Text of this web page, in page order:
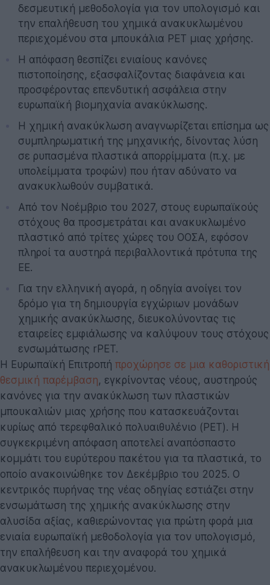
δεσμευτική μεθοδολογία για τον υπολογισμό και
την επαλήθευση του χημικά ανακυκλωμένου
περιεχομένου στα μπουκάλια PET μιας χρήσης.
Η απόφαση θεσπίζει ενιαίους κανόνες
πιστοποίησης, εξασφαλίζοντας διαφάνεια και
προσφέροντας επενδυτική ασφάλεια στην
ευρωπαϊκή βιομηχανία ανακύκλωσης.
Η χημική ανακύκλωση αναγνωρίζεται επίσημα ως
συμπληρωματική της μηχανικής, δίνοντας λύση
σε ρυπασμένα πλαστικά απορρίμματα (π.χ. με
υπολείμματα τροφών) που ήταν αδύνατο να
ανακυκλωθούν συμβατικά.
Από τον Νοέμβριο του 2027, στους ευρωπαϊκούς
στόχους θα προσμετράται και ανακυκλωμένο
πλαστικό από τρίτες χώρες του ΟΟΣΑ, εφόσον
πληροί τα αυστηρά περιβαλλοντικά πρότυπα της
ΕΕ.
Για την ελληνική αγορά, η οδηγία ανοίγει τον
δρόμο για τη δημιουργία εγχώριων μονάδων
χημικής ανακύκλωσης, διευκολύνοντας τις
εταιρείες εμφιάλωσης να καλύψουν τους στόχους
ενσωμάτωσης rPET.
Η Ευρωπαϊκή Επιτροπή προχώρησε σε μια καθοριστική
θεσμική παρέμβαση, εγκρίνοντας νέους, αυστηρούς
κανόνες για την ανακύκλωση των πλαστικών
μπουκαλιών μιας χρήσης που κατασκευάζονται
κυρίως από τερεφθαλικό πολυαιθυλένιο (PET). Η
συγκεκριμένη απόφαση αποτελεί αναπόσπαστο
κομμάτι του ευρύτερου πακέτου για τα πλαστικά, το
οποίο ανακοινώθηκε τον Δεκέμβριο του 2025. Ο
κεντρικός πυρήνας της νέας οδηγίας εστιάζει στην
ενσωμάτωση της χημικής ανακύκλωσης στην
αλυσίδα αξίας, καθιερώνοντας για πρώτη φορά μια
ενιαία ευρωπαϊκή μεθοδολογία για τον υπολογισμό,
την επαλήθευση και την αναφορά του χημικά
ανακυκλωμένου περιεχομένου.